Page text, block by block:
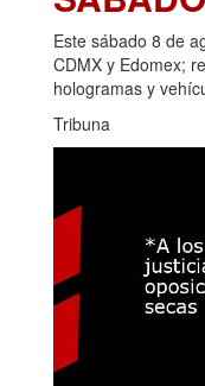
Este sábado 8 de
CDMX y Edomex;
hologramas y
Tribuna